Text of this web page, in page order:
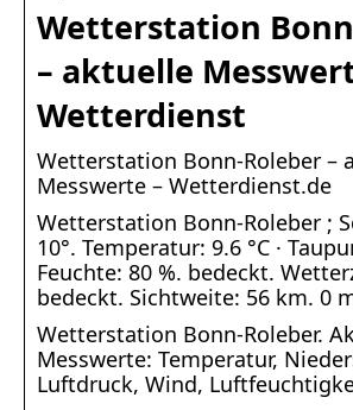
Wetterstation
– aktuelle
Wetterdienst
Wetterstation Bonn-Roleber –
Messwerte – Wetterdienst.de
Wetterstation Bonn-Roleber ;
10°. Temperatur: 9.6 °C ·
Feuchte: 80 %. bedeckt.
bedeckt. Sichtweite: 56 km. 0
Wetterstation Bonn-Roleber.
Messwerte: Temperatur,
Luftdruck, Wind,